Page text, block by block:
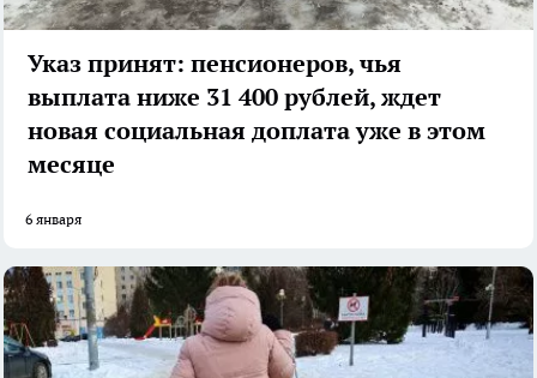
Указ принят: пенсионеров, чья
выплата ниже 31 400 рублей, ждет
новая социальная доплата уже в этом
месяце
6 января